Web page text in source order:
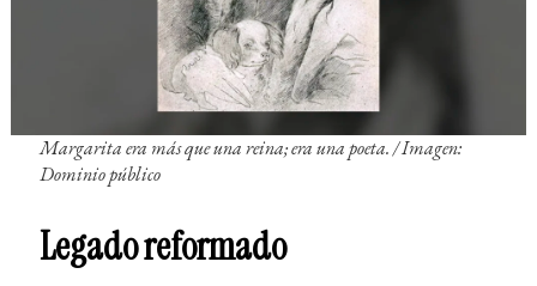
Margarita era más que una reina; era una poeta. / Imagen:
Dominio público
Legado reformado